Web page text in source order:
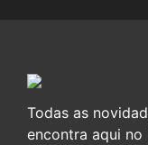
Todas as
encontra aqui